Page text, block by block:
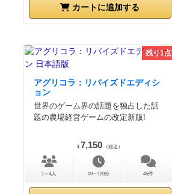
カートに追加する
残り1点
アグリコラ：リバイズドエディシ
ョン
世界のゲーム界の話題を独占した話
題の農場経営ゲームの改定新版!
¥ 7,150 （税込）
1～4人 30～120分 45件